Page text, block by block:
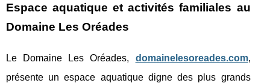
Espace aquatique et activités familiales au
Domaine Les Oréades
Le Domaine Les Oréades, domainelesoreades.com,
présente un espace aquatique digne des plus grands